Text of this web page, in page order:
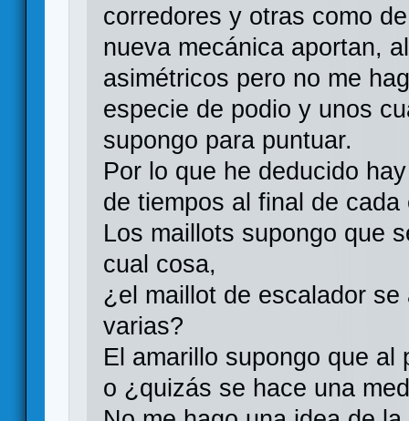
corredores y otras como
nueva mecánica aportan,
asimétricos pero no me
especie de podio y unos
supongo para puntuar.
Por lo que he deducido
de tiempos al final de cada
Los maillots supongo que
cual cosa,
¿el maillot de escalador
varias?
El amarillo supongo que
o ¿quizás se hace una